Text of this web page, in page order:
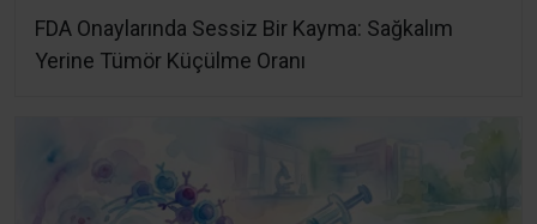
FDA Onaylarında Sessiz Bir Kayma: Sağkalım
Yerine Tümör Küçülme Oranı